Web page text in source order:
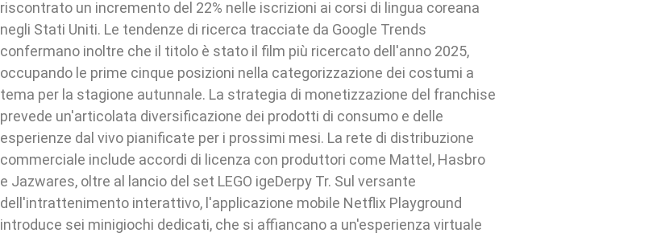
riscontrato un incremento del 22% nelle iscrizioni ai corsi di lingua coreana
negli Stati Uniti. Le tendenze di ricerca tracciate da Google Trends
confermano inoltre che il titolo è stato il film più ricercato dell'anno 2025,
occupando le prime cinque posizioni nella categorizzazione dei costumi a
tema per la stagione autunnale. La strategia di monetizzazione del franchise
prevede un'articolata diversificazione dei prodotti di consumo e delle
esperienze dal vivo pianificate per i prossimi mesi. La rete di distribuzione
commerciale include accordi di licenza con produttori come Mattel, Hasbro
e Jazwares, oltre al lancio del set LEGO igeDerpy Tr. Sul versante
dell'intrattenimento interattivo, l'applicazione mobile Netflix Playground
introduce sei minigiochi dedicati, che si affiancano a un'esperienza virtuale